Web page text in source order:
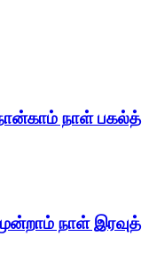
நாள் பகல்த்
நாள் இரவுத்